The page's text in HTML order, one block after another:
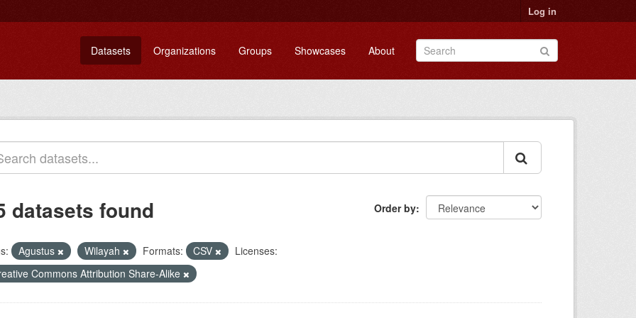
Log in
Datasets Organizations Groups Showcases About
Order by
datasets found
Agustus Wilayah Formats: CSV
Licenses:
Commons Attribution Share-Alike